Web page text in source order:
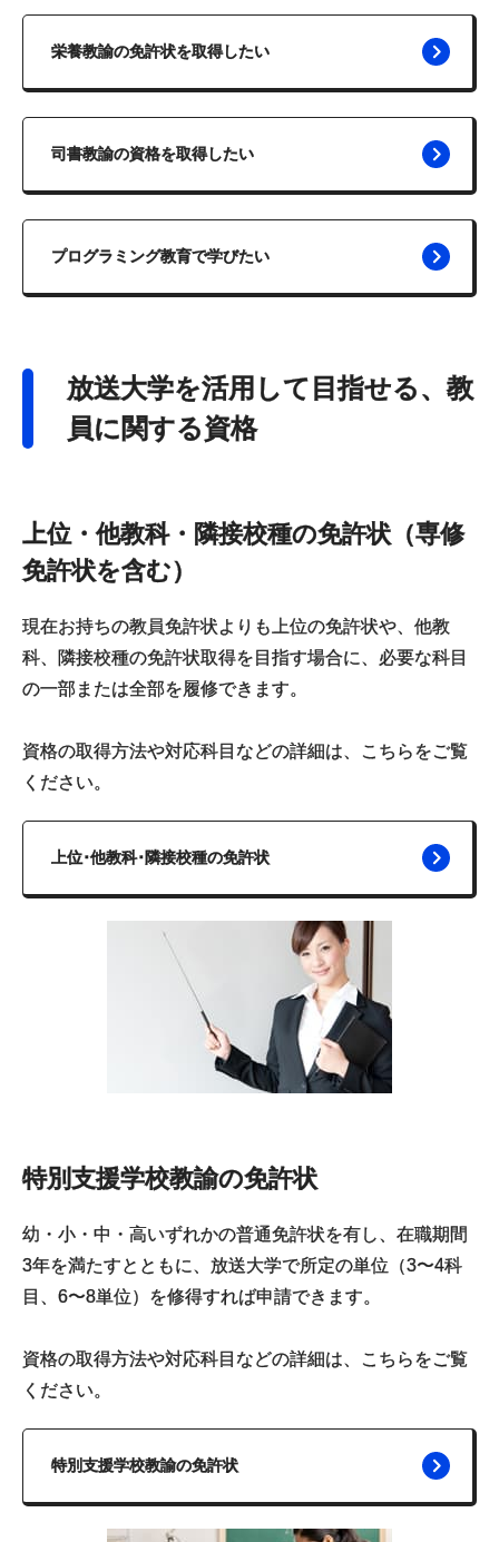
栄養教諭の免許状を取得したい
司書教諭の資格を取得したい
プログラミング教育で学びたい
放送大学を活用して目指せる、教
員に関する資格
上位・他教科・隣接校種の免許状（専修
免許状を含む）
現在お持ちの教員免許状よりも上位の免許状や、他教
科、隣接校種の免許状取得を目指す場合に、必要な科目
の一部または全部を履修できます。
資格の取得方法や対応科目などの詳細は、こちらをご覧
ください。
上位･他教科･隣接校種の免許状
特別支援学校教諭の免許状
幼・小・中・高いずれかの普通免許状を有し、在職期間
3年を満たすとともに、放送大学で所定の単位（3〜4科
目、6〜8単位）を修得すれば申請できます。
資格の取得方法や対応科目などの詳細は、こちらをご覧
ください。
特別支援学校教諭の免許状